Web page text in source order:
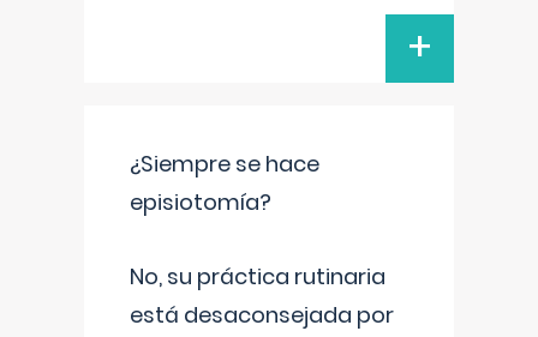
+
¿Siempre se hace
episiotomía?
No, su práctica rutinaria
está desaconsejada por